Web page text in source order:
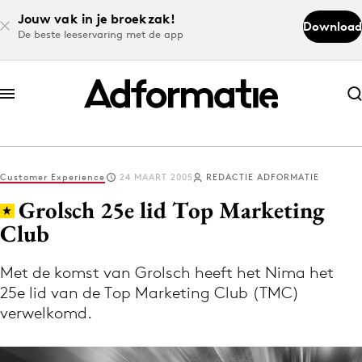
Jouw vak in je broekzak!
De beste leeservaring met de app
Download
Abonneer nu
Abonneer nu
Log in
Volg het laatste nieuws via de Adformatie
Nieuws app
Customer Experience 24 MAART 2005 REDACTIE ADFORMATIE
Grolsch 25e lid Top Marketing
Club
Met de komst van Grolsch heeft het Nima het
25e lid van de Top Marketing Club (TMC)
verwelkomd.